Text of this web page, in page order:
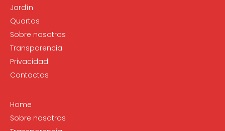
Jardín
Quartos
Sobre nosotros
Transparencia
Privacidad
Contactos
Home
Sobre nosotros